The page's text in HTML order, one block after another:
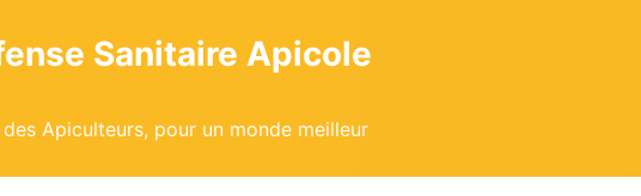
Sanitaire Apicole
Apiculteurs, pour un monde meilleur